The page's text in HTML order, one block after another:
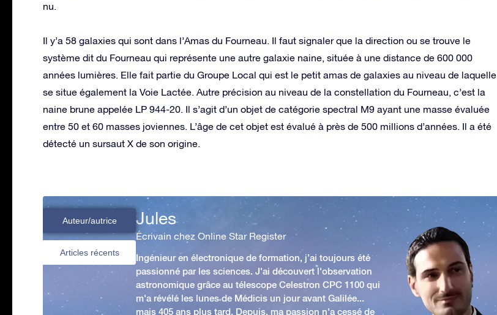
nu.
Il y’a 58 galaxies qui sont dans l’Amas du Fourneau. Il faut signaler que la direction ou se trouve le
système dit du Fourneau qui représente une autre galaxie naine, située à une distance de 600 000
années lumières. Elle fait partie du Groupe Local qui est le petit amas de galaxies au niveau de laquelle
se situe également la Voie Lactée. Autre précision au niveau de la constellation du Fourneau, c’est la
naine brune appelée LP 944-20. Il s’agit d’un objet de catégorie spectral M9 ayant une masse évaluée
entre 50 et 60 masses joviennes. L’âge de cet objet est évalué à près de 500 millions d’années. Il a été
détecté un sursaut X de son origine.
Auteur/autrice
Articles récents
Jules
Écrivain chez Online Star Register
Ingénieur en électronique de formation, j’ai toujours été
passionné par les sciences. J'ai découvert l'observation
astronomique grâce au télescope Celestron CPC 1100 qui
m'a révélé les lunes de Médicis un jour avant Galilée...
mais 405 ans plus tard. Depuis, ma passion n'a cessé de